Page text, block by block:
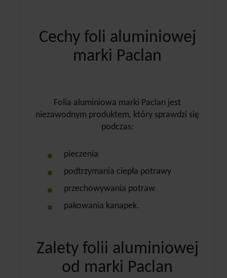
Cechy foli aluminiowej
marki Paclan
Folia aluminiowa marki Paclan jest
niezawodnym produktem, który sprawdzi się
podczas:
pieczenia
podtrzymania ciepła potrawy
przechowywania potraw
pakowania kanapek.
Zalety folii aluminiowej
od marki Paclan